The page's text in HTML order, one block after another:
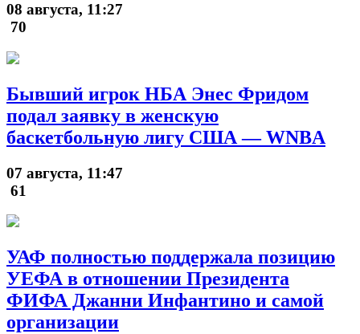
08 августа, 11:27
70
Бывший игрок НБА Энес Фридом
подал заявку в женскую
баскетбольную лигу США — WNBA
07 августа, 11:47
61
УАФ полностью поддержала позицию
УЕФА в отношении Президента
ФИФА Джанни Инфантино и самой
организации